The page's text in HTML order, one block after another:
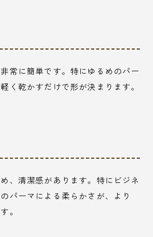
常に簡単です。特にゆるめのパー
く乾かすだけで形が決まります。
、清潔感があります。特にビジネ
パーマによる柔らかさが、より
。